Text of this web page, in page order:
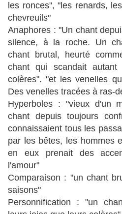
les ronces", "les renards,
chevreuils"
Anaphores : "Un chant
silence, à la roche. Un
chant brutal, heurté
chant qui scandait
colères". "et les venelles
Des venelles tracées à ras-
Hyperboles : "vieux d'un
chant depuis toujours
connaissaient tous les
par les bêtes, les hommes
en eux prenait des
l'amour"
Comparaison : "un chant
saisons"
Personnification : "un